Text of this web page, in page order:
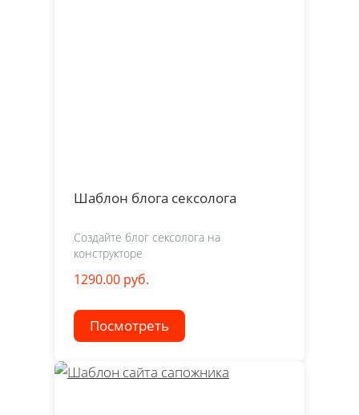
Шаблон блога сексолога
Создайте блог сексолога на
конструкторе
1290.00 руб.
Посмотреть